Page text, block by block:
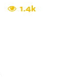
1.4k